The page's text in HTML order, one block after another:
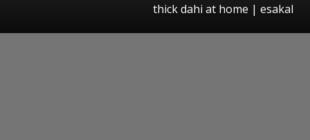
thick dahi at home | esakal